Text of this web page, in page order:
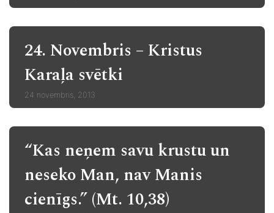
24. Novembris – Kristus
Karaļa svētki
24 novembris, 2013
“Kas neņem savu krustu un
neseko Man, nav Manis
cienīgs.” (Mt. 10,38)